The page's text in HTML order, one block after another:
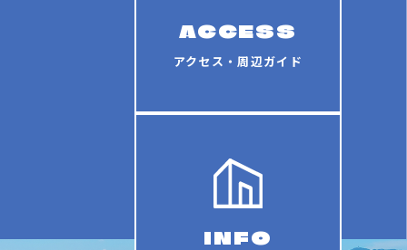
ACCESS
アクセス・周辺ガイド
INFO